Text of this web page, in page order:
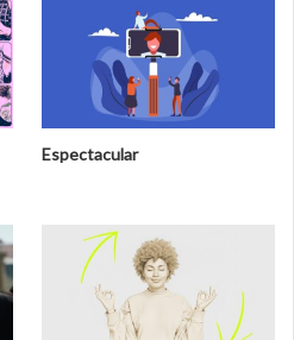
Espectacular